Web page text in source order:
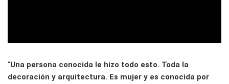
“Una persona conocida le hizo todo esto. Toda la
decoración y arquitectura. Es mujer y es conocida por